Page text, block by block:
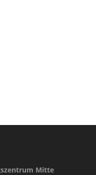
Mitte